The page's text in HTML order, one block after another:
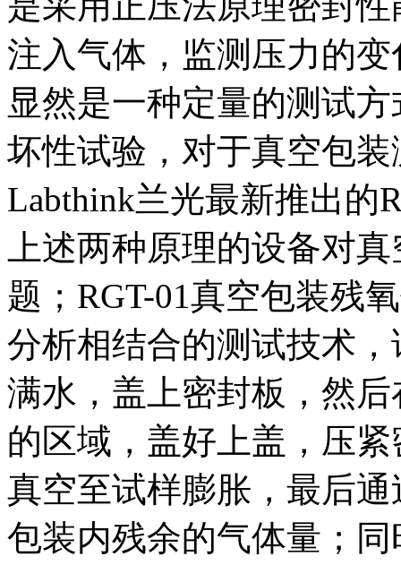
注入气体，监测压力的
显然是一种定量的测试
坏性试验，对于真空包
Labthink兰光最新推出的
上述两种原理的设备对
题；RGT-01真空包装残
分析相结合的测试技术
满水，盖上密封板，然
的区域，盖好上盖，压
真空至试样膨胀，最后
包装内残余的气体量；